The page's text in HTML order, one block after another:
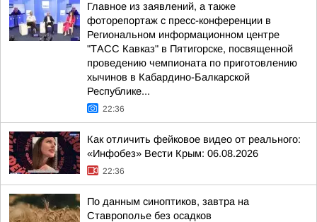
Главное из заявлений, а также
фоторепортаж с пресс-конференции в
Региональном информационном центре
"ТАСС Кавказ" в Пятигорске, посвященной
проведению чемпионата по приготовлению
хычинов в Кабардино-Балкарской
Республике...
22:36
Как отличить фейковое видео от реального:
«Инфобез» Вести Крым: 06.08.2026
22:36
По данным синоптиков, завтра на
Ставрополье без осадков